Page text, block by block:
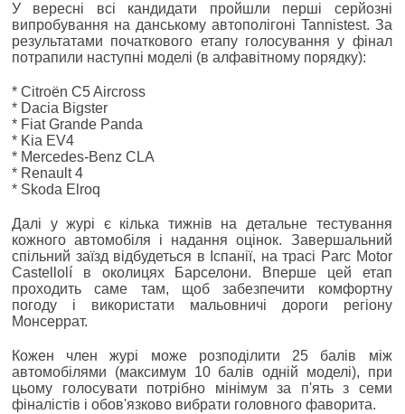
У вересні всі кандидати пройшли перші серйозні
випробування на данському автополігоні Tannistest. За
результатами початкового етапу голосування у фінал
потрапили наступні моделі (в алфавітному порядку):
* Citroën C5 Aircross
* Dacia Bigster
* Fiat Grande Panda
* Kia EV4
* Mercedes-Benz CLA
* Renault 4
* Skoda Elroq
Далі у журі є кілька тижнів на детальне тестування
кожного автомобіля і надання оцінок. Завершальний
спільний заїзд відбудеться в Іспанії, на трасі Parc Motor
Castellolí в околицях Барселони. Вперше цей етап
проходить саме там, щоб забезпечити комфортну
погоду і використати мальовничі дороги регіону
Монсеррат.
Кожен член журі може розподілити 25 балів між
автомобілями (максимум 10 балів одній моделі), при
цьому голосувати потрібно мінімум за п'ять з семи
фіналістів і обов'язково вибрати головного фаворита.